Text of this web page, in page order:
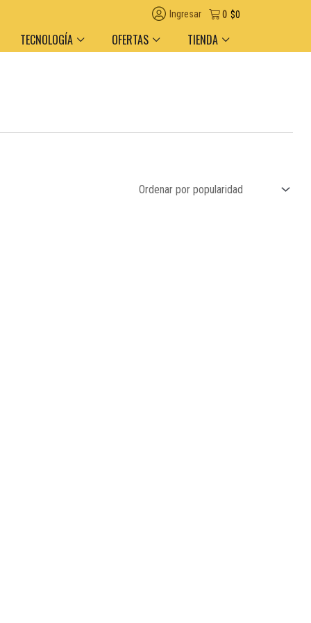
$0
0
Ingresar
TECNOLOGÍA OFERTAS TIENDA